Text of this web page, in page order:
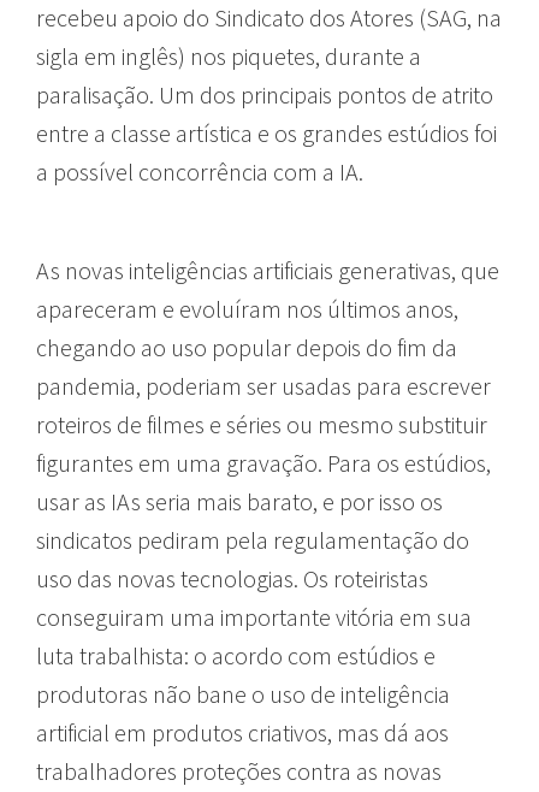
recebeu apoio do Sindicato dos Atores (SAG, na
sigla em inglês) nos piquetes, durante a
paralisação. Um dos principais pontos de atrito
entre a classe artística e os grandes estúdios foi
a possível concorrência com a IA.
As novas inteligências artificiais generativas, que
apareceram e evoluíram nos últimos anos,
chegando ao uso popular depois do fim da
pandemia, poderiam ser usadas para escrever
roteiros de filmes e séries ou mesmo substituir
figurantes em uma gravação. Para os estúdios,
usar as IAs seria mais barato, e por isso os
sindicatos pediram pela regulamentação do
uso das novas tecnologias. Os roteiristas
conseguiram uma importante vitória em sua
luta trabalhista: o acordo com estúdios e
produtoras não bane o uso de inteligência
artificial em produtos criativos, mas dá aos
trabalhadores proteções contra as novas